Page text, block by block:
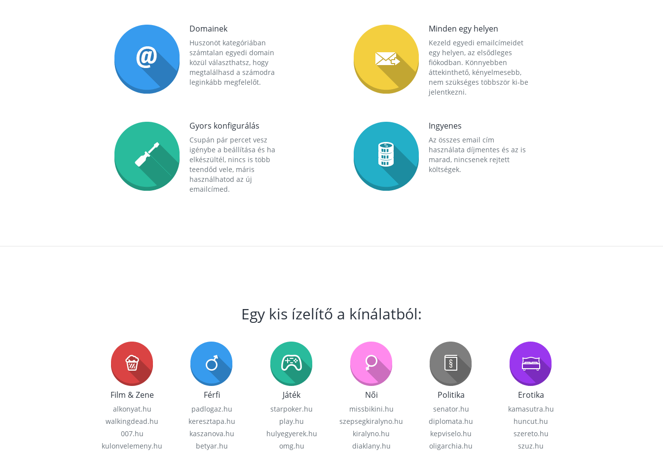
Domainek
Huszonöt kategóriában
számtalan egyedi domain
közül választhatsz, hogy
megtalálhasd a számodra
leginkább megfelelőt.
Minden egy helyen
Kezeld egyedi emailcímeidet
egy helyen, az elsődleges
fiókodban. Könnyebben
áttekinthető, kényelmesebb,
nem szükséges többször ki-be
jelentkezni.
Gyors konfigurálás
Csupán pár percet vesz
igénybe a beállítása és ha
elkészültél, nincs is több
teendőd vele, máris
használhatod az új
emailcímed.
Ingyenes
Az összes email cím
használata díjmentes és az is
marad, nincsenek rejtett
költségek.
Egy kis ízelítő a kínálatból:
Film & Zene
alkonyat.hu
walkingdead.hu
007.hu
kulonvelemeny.hu
Férfi
padlogaz.hu
keresztapa.hu
kaszanova.hu
betyar.hu
Játék
starpoker.hu
play.hu
hulyegyerek.hu
omg.hu
Női
missbikini.hu
szepsegkiralyno.hu
kiralyno.hu
diaklany.hu
Politika
senator.hu
diplomata.hu
kepviselo.hu
oligarchia.hu
Erotika
kamasutra.hu
huncut.hu
szereto.hu
szuz.hu